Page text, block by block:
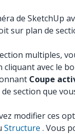
de SketchUp
sur plan de
multiples,
cliquant avec le
Coupe
section que
modifier ces
Structure . Vous